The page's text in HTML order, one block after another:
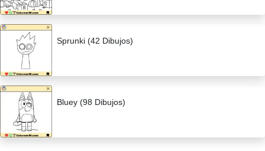
Sprunki (42 Dibujos)
Bluey (98 Dibujos)